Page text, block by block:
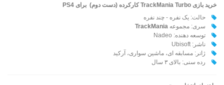
خرید بازی TrackMania Turboکارکرده (دست دوم) برای PS4
حالت: یک نفره - چند نفره
سری: مجموعه TrackMania
توسعه دهنده: Nadeo
ناشر: Ubisoft
ژانر: مسابقه ای، ماشین سواری، آرکید
رده سنی: بالای ۳ سال